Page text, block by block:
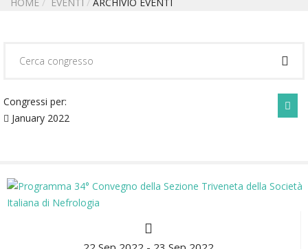
HOME EVENTI ARCHIVIO EVENTI
Congressi per:
January 2022